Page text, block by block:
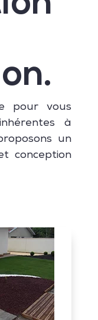
pour vous
à
un
conception